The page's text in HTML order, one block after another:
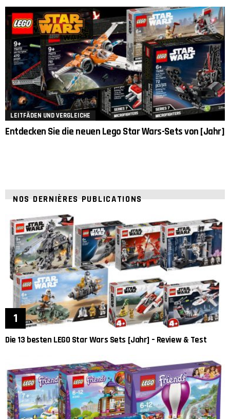
LEITFÄDEN UND VERGLEICHE
Entdecken Sie die neuen Lego Star Wars-Sets von [Jahr]
NOS DERNIÈRES PUBLICATIONS
Die 13 besten LEGO Star Wars Sets [Jahr] – Review & Test